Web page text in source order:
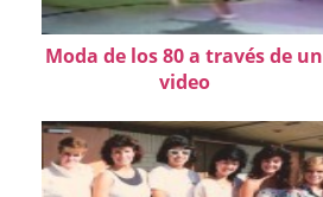
Moda de los 80 a través de un
video